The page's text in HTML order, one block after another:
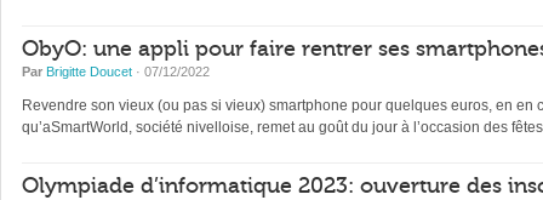
ObyO: une appli pour faire rentrer ses
Par Brigitte Doucet · 07/12/2022
Revendre son vieux (ou pas si vieux) smartphone pour quelques euros, en
qu’aSmartWorld, société nivelloise, remet au goût du jour à l’occasion des
Olympiade d’informatique 2023: ouverture des